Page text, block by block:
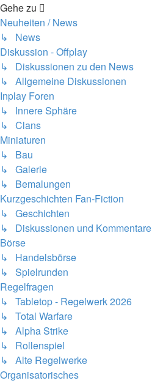
Gehe zu
Neuheiten / News
↳ News
Diskussion - Offplay
↳ Diskussionen zu den News
↳ Allgemeine Diskussionen
Inplay Foren
↳ Innere Sphäre
↳ Clans
Miniaturen
↳ Bau
↳ Galerie
↳ Bemalungen
Kurzgeschichten Fan-Fiction
↳ Geschichten
↳ Diskussionen und Kommentare
Börse
↳ Handelsbörse
↳ Spielrunden
Regelfragen
↳ Tabletop - Regelwerk 2026
↳ Total Warfare
↳ Alpha Strike
↳ Rollenspiel
↳ Alte Regelwerke
Organisatorisches